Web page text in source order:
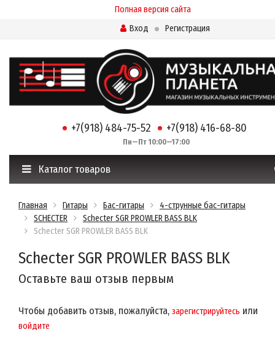
Полная версия сайта
Вход
Регистрация
+7(918) 484-75-52 +7(918) 416-68-80
Пн—Пт 10:00—17:00
Каталог товаров
Главная Гитары Бас-гитары
4-струнные бас-гитары
SCHECTER
Schecter SGR PROWLER BASS BLK
Schecter SGR PROWLER BASS BLK
Schecter SGR PROWLER BASS BLK
Оставьте ваш отзыв первым
Чтобы добавить отзыв, пожалуйста, зарегистрируйтесь или
войдите